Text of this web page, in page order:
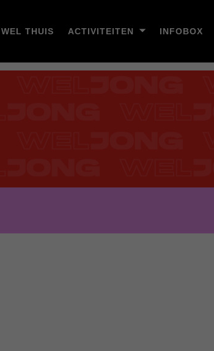
WEL THUIS ACTIVITEITEN INFOBOX